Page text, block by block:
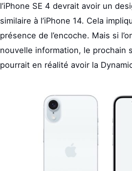
l’iPhone SE 4 devrait avoir un
similaire à l’iPhone 14. Cela
présence de l’encoche. Mais si
nouvelle information, le prochain
pourrait en réalité avoir la